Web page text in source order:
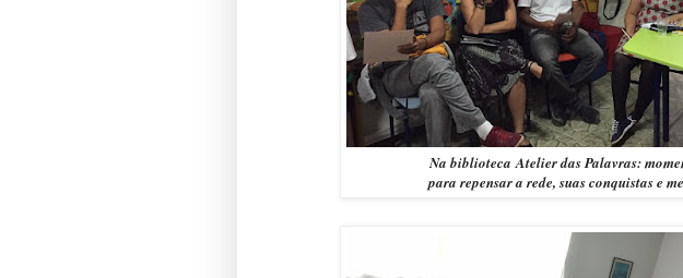
Na biblioteca Atelier das Palavras:
para repensar a rede, suas conquistas e